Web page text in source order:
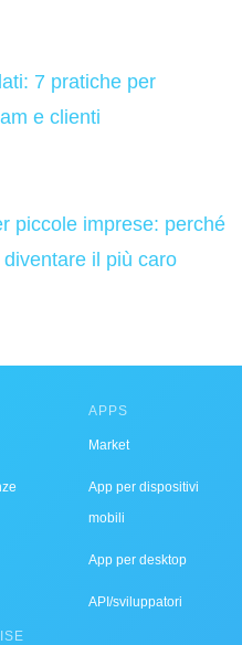
7 pratiche per
e clienti
piccole imprese: perché
il più caro
APPS
Market
App per dispositivi
mobili
App per desktop
API/sviluppatori